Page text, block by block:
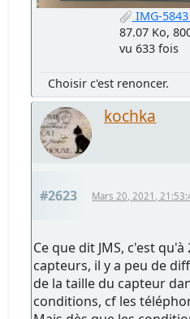
IMG-
87.07 Ko,
vu 633 fois
Choisir c'est renoncer.
kochka
#2623 Mars 20, 2021,
Ce que dit JMS, c'est
capteurs, il y a peu de
de la taille du capteur
conditions, cf les